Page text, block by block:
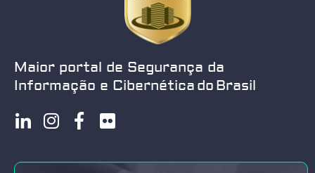
Maior portal de Segurança da
Informação e Cibernética do Brasil